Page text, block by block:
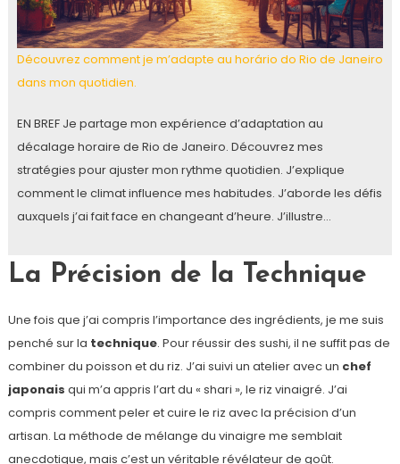
Découvrez comment je m’adapte au horário do Rio de Janeiro
dans mon quotidien.
EN BREF Je partage mon expérience d’adaptation au
décalage horaire de Rio de Janeiro. Découvrez mes
stratégies pour ajuster mon rythme quotidien. J’explique
comment le climat influence mes habitudes. J’aborde les défis
auxquels j’ai fait face en changeant d’heure. J’illustre…
La Précision de la Technique
Une fois que j’ai compris l’importance des ingrédients, je me suis
penché sur la technique. Pour réussir des sushi, il ne suffit pas de
combiner du poisson et du riz. J’ai suivi un atelier avec un chef
japonais qui m’a appris l’art du « shari », le riz vinaigré. J’ai
compris comment peler et cuire le riz avec la précision d’un
artisan. La méthode de mélange du vinaigre me semblait
anecdotique, mais c’est un véritable révélateur de goût.